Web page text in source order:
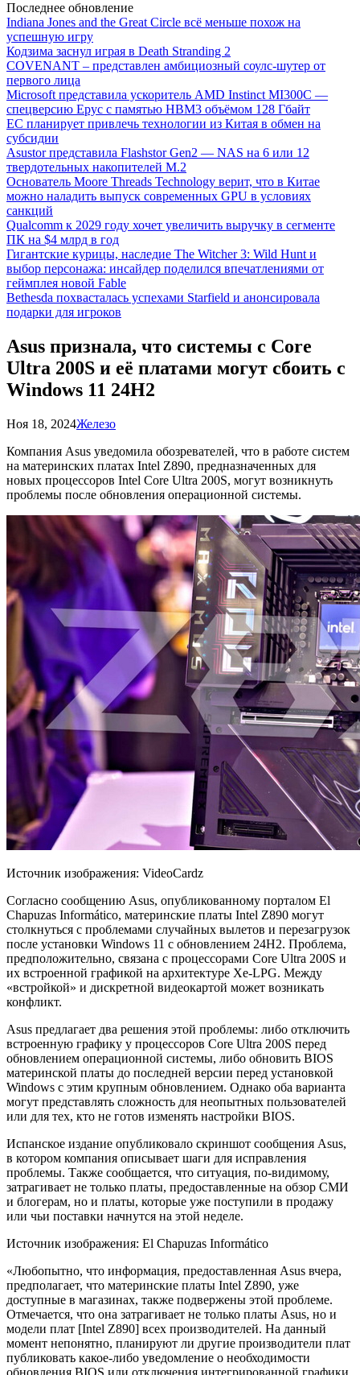
Последнее обновление
Indiana Jones and the Great Circle всё меньше похож на
успешную игру
Кодзима заснул играя в Death Stranding 2
COVENANT – представлен амбициозный соулс-шутер от
первого лица
Microsoft представила ускоритель AMD Instinct MI300C —
спецверсию Epyc с памятью HBM3 объёмом 128 Гбайт
ЕС планирует привлечь технологии из Китая в обмен на
субсидии
Asustor представила Flashstor Gen2 — NAS на 6 или 12
твердотельных накопителей M.2
Основатель Moore Threads Technology верит, что в Китае
можно наладить выпуск современных GPU в условиях
санкций
Qualcomm к 2029 году хочет увеличить выручку в сегменте
ПК на $4 млрд в год
Гигантские курицы, наследие The Witcher 3: Wild Hunt и
выбор персонажа: инсайдер поделился впечатлениями от
геймплея новой Fable
Bethesda похвасталась успехами Starfield и анонсировала
подарки для игроков
Asus признала, что системы с Core
Ultra 200S и её платами могут сбоить с
Windows 11 24H2
Ноя 18, 2024Железо
Компания Asus уведомила обозревателей, что в работе систем
на материнских платах Intel Z890, предназначенных для
новых процессоров Intel Core Ultra 200S, могут возникнуть
проблемы после обновления операционной системы.
Источник изображения: VideoCardz
Согласно сообщению Asus, опубликованному порталом El
Chapuzas Informático, материнские платы Intel Z890 могут
столкнуться с проблемами случайных вылетов и перезагрузок
после установки Windows 11 с обновлением 24H2. Проблема,
предположительно, связана с процессорами Core Ultra 200S и
их встроенной графикой на архитектуре Xe-LPG. Между
«встройкой» и дискретной видеокартой может возникать
конфликт.
Asus предлагает два решения этой проблемы: либо отключить
встроенную графику у процессоров Core Ultra 200S перед
обновлением операционной системы, либо обновить BIOS
материнской платы до последней версии перед установкой
Windows с этим крупным обновлением. Однако оба варианта
могут представлять сложность для неопытных пользователей
или для тех, кто не готов изменять настройки BIOS.
Испанское издание опубликовало скриншот сообщения Asus,
в котором компания описывает шаги для исправления
проблемы. Также сообщается, что ситуация, по-видимому,
затрагивает не только платы, предоставленные на обзор СМИ
и блогерам, но и платы, которые уже поступили в продажу
или чьи поставки начнутся на этой неделе.
Источник изображения: El Chapuzas Informático
«Любопытно, что информация, предоставленная Asus вчера,
предполагает, что материнские платы Intel Z890, уже
доступные в магазинах, также подвержены этой проблеме.
Отмечается, что она затрагивает не только платы Asus, но и
модели плат [Intel Z890] всех производителей. На данный
момент непонятно, планируют ли другие производители плат
публиковать какое-либо уведомление о необходимости
обновления BIOS или отключения интегрированной графики